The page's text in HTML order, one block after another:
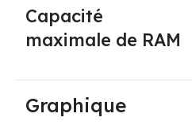
Capacité
maximale de RAM
Graphique